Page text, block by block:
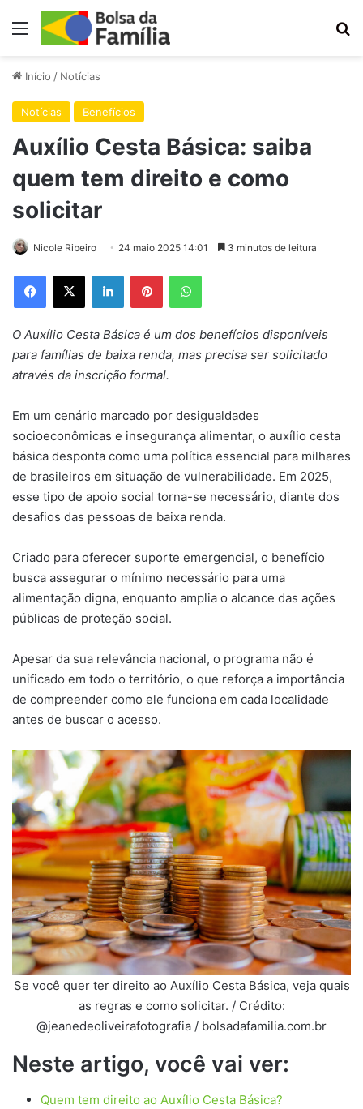
Menu
Início / Notícias
Notícias Benefícios
Auxílio Cesta Básica: saiba
quem tem direito e como
solicitar
Nicole Ribeiro 24 maio 2025 14:01 3 minutos de leitura
Facebook
X LinkedinPinterestWhatsApp
O Auxílio Cesta Básica é um dos benefícios disponíveis
para famílias de baixa renda, mas precisa ser solicitado
através da inscrição formal.
Em um cenário marcado por desigualdades
socioeconômicas e insegurança alimentar, o auxílio cesta
básica desponta como uma política essencial para milhares
de brasileiros em situação de vulnerabilidade. Em 2025,
esse tipo de apoio social torna-se necessário, diante dos
desafios das pessoas de baixa renda.
Criado para oferecer suporte emergencial, o benefício
busca assegurar o mínimo necessário para uma
alimentação digna, enquanto amplia o alcance das ações
públicas de proteção social.
Apesar da sua relevância nacional, o programa não é
unificado em todo o território, o que reforça a importância
de compreender como ele funciona em cada localidade
antes de buscar o acesso.
Se você quer ter direito ao Auxílio Cesta Básica, veja quais
as regras e como solicitar. / Crédito:
@jeanedeoliveirafotografia / bolsadafamilia.com.br
Neste artigo, você vai ver:
Quem tem direito ao Auxílio Cesta Básica?